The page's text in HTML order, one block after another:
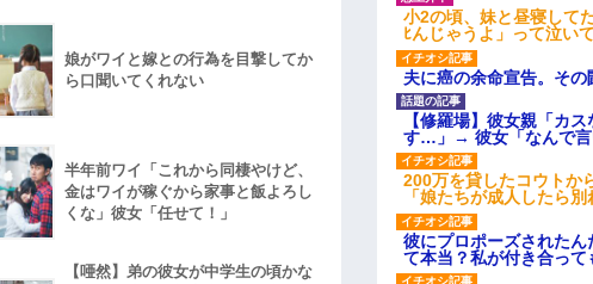
小2の頃、妹と昼寝して
ﾋんじゃうよ」って泣い
夫に癌の余命宣告。そ
【修羅場】彼女親「カ
す…」→ 彼女「なんで言
200万を貸したコウトか
「娘たちが成人したら別
彼にプロポーズされた
て本当？私が付き合って
娘がワイと嫁との行為を目撃してか
ら口聞いてくれない
半年前ワイ「これから同棲やけど、
金はワイが稼ぐから家事と飯よろし
くな」彼女「任せて！」
【唖然】弟の彼女が中学生の頃かな